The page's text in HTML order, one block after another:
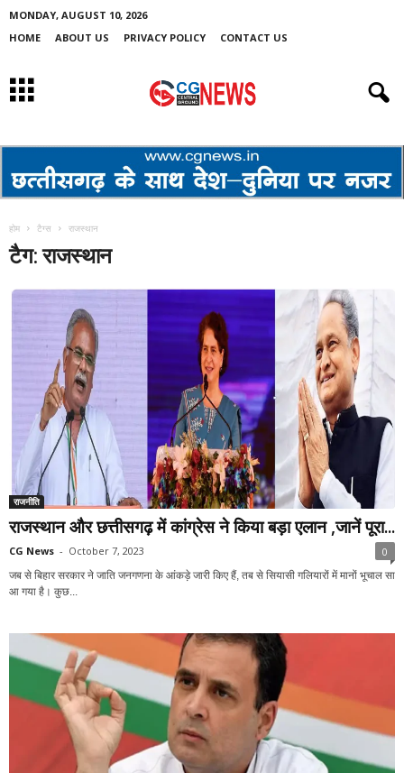
MONDAY, AUGUST 10, 2026
HOME
ABOUT US PRIVACY POLICY CONTACT US
होम टैग्स राजस्थान
टैग: राजस्थान
राजनीति
राजस्थान और छत्तीसगढ़ में कांग्रेस ने किया बड़ा एलान ,जानें पूरा...
CG News - October 7, 2023 0
जब से बिहार सरकार ने जाति जनगणना के आंकड़े जारी किए हैं, तब से सियासी गलियारों में मानों भूचाल सा
आ गया है। कुछ...